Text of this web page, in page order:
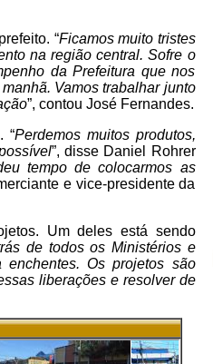
“Ficamos muito tristes
na região central. Sofre o
da Prefeitura que nos
Vamos trabalhar junto
”, contou José Fernandes.
“Perdemos muitos produtos,
”, disse Daniel Rohrer
tempo de colocarmos as
e vice-presidente da
Um deles está sendo
de todos os Ministérios e
Os projetos são
liberações e resolver de